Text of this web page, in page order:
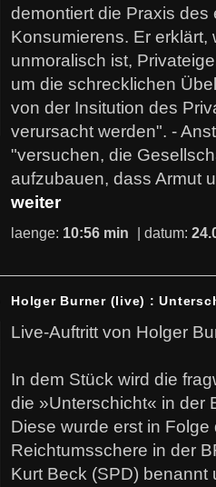
demontiert die Praxis des
Konsumierens. Er erklärt,
unmoralisch ist,
um die schrecklichen
von der Insitution des
verursacht werden". -
"versuchen, die
aufzubauen, dass Armut
weiter
laenge: 10:56 min | datum:
Holger Burner (live) :
Live-Auftritt von Holger
In dem Stück wird die
die »Unterschicht« in der
Diese wurde erst in
Reichtumsschere in der
Kurt Beck (SPD)